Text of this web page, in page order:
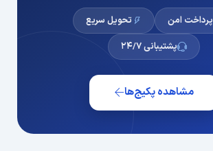
پرداخت امن
تحویل سریع
پشتیبانی ۲۴/۷
مشاهده پکیج‌ها